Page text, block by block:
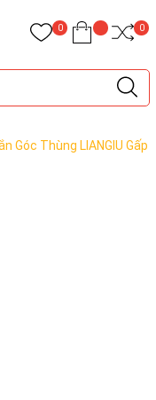
0 0
Góc Thùng LIANGIU Gấp